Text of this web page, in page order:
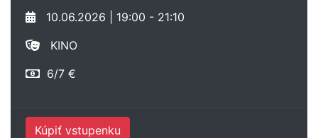
10.06.2026 | 19:00 - 21:10
KINO
6/7 €
Kúpiť vstupenku